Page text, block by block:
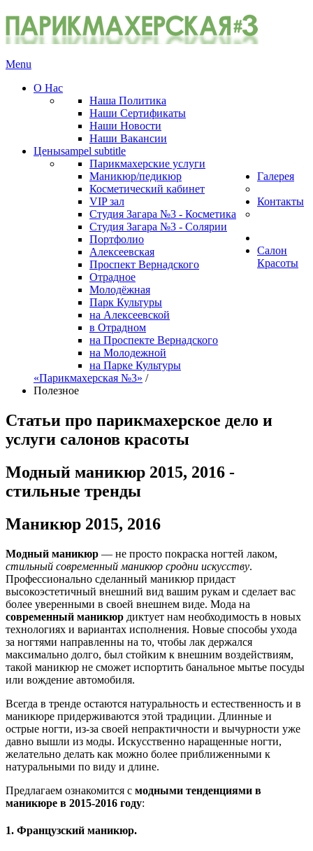
Menu
О Нас
Наша Политика
Наши Сертификаты
Наши Новости
Наши Вакансии
Ценыsampel subtitle
Парикмахерские услуги
Маникюр/педикюр
Косметический кабинет
VIP зал
Студия Загара №3 - Косметика
Студия Загара №3 - Солярии
Галерея
Портфолио
Алексеевская
Проспект Вернадского
Отрадное
Молодёжная
Парк Культуры
Контакты
на Алексеевской
в Отрадном
на Проспекте Вернадского
на Молодежной
на Парке Культуры
Салон
Красоты
«Парикмахерская №3» /
Полезное
Статьи про парикмахерское дело и
услуги салонов красоты
Модный маникюр 2015, 2016 -
стильные тренды
Маникюр 2015, 2016
Модный маникюр — не просто покраска ногтей лаком,
стильный современный маникюр сродни искусству.
Профессионально сделанный маникюр придаст
высокоэстетичный внешний вид вашим рукам и сделает вас
более уверенными в своей внешнем виде. Мода на
современный маникюр диктует нам необходимость в новых
технологиях и вариантах исполнения. Новые способы ухода
за ногтями направленны на то, чтобы лак держался
максимально долго, был стойким к внешним воздействиям,
такой маникюр не сможет испортить банальное мытье посуды
или вождение автомобиля.
Всегда в тренде остаются натуральность и естественность и в
маникюре придерживаются этой традиции. Длинные и
острые ногти, из-за своей непрактичности и вычурности уже
давно вышли из моды. Искусственно наращенные ногти,
желательно делать как можно более приближенными к
натуральными по виду и длине.
Предлагаем ознакомится с модными тенденциями в
маникюре в 2015-2016 году:
1. Французский маникюр.